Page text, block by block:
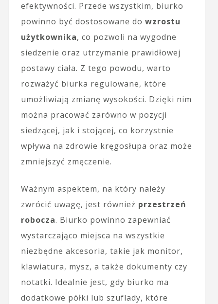
efektywności. Przede wszystkim, biurko
powinno być dostosowane do wzrostu
użytkownika, co pozwoli na wygodne
siedzenie oraz utrzymanie prawidłowej
postawy ciała. Z tego powodu, warto
rozważyć biurka regulowane, które
umożliwiają zmianę wysokości. Dzięki nim
można pracować zarówno w pozycji
siedzącej, jak i stojącej, co korzystnie
wpływa na zdrowie kręgosłupa oraz może
zmniejszyć zmęczenie.
Ważnym aspektem, na który należy
zwrócić uwagę, jest również przestrzeń
robocza. Biurko powinno zapewniać
wystarczająco miejsca na wszystkie
niezbędne akcesoria, takie jak monitor,
klawiatura, mysz, a także dokumenty czy
notatki. Idealnie jest, gdy biurko ma
dodatkowe półki lub szuflady, które